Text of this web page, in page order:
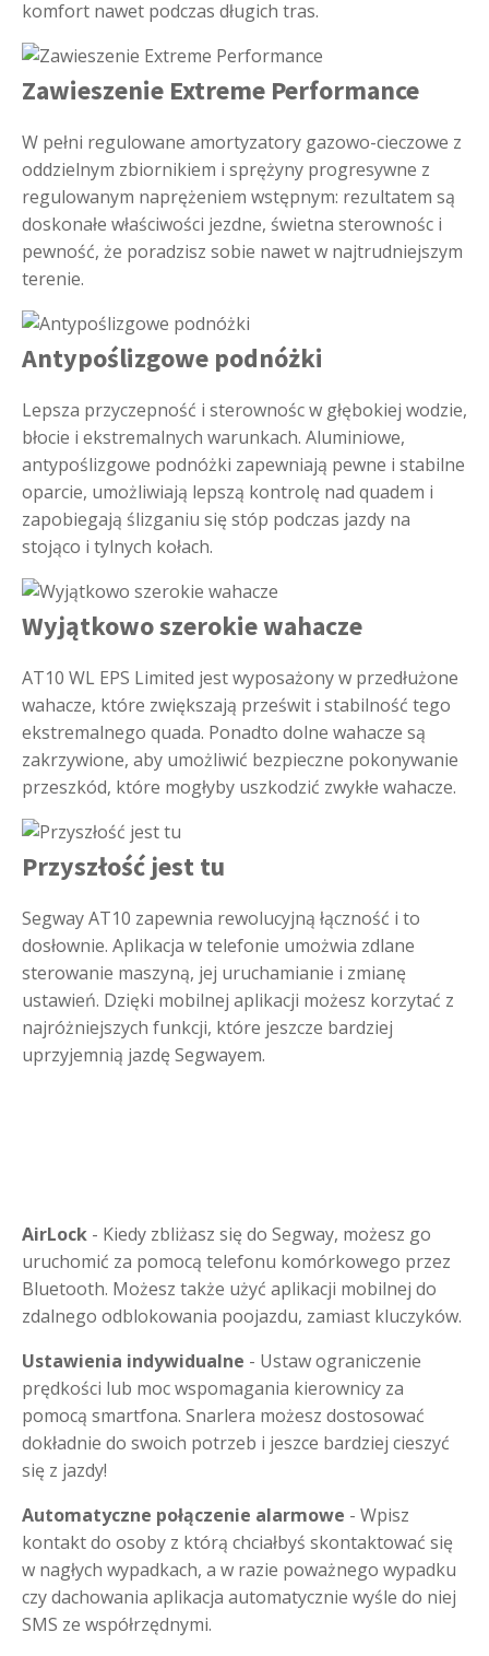
komfort nawet podczas długich tras.
Zawieszenie Extreme Performance
W pełni regulowane amortyzatory gazowo-cieczowe z
oddzielnym zbiornikiem i sprężyny progresywne z
regulowanym naprężeniem wstępnym: rezultatem są
doskonałe właściwości jezdne, świetna sterownośc i
pewność, że poradzisz sobie nawet w najtrudniejszym
terenie.
Antypoślizgowe podnóżki
Lepsza przyczepność i sterownośc w głębokiej wodzie,
błocie i ekstremalnych warunkach. Aluminiowe,
antypoślizgowe podnóżki zapewniają pewne i stabilne
oparcie, umożliwiają lepszą kontrolę nad quadem i
zapobiegają ślizganiu się stóp podczas jazdy na
stojąco i tylnych kołach.
Wyjątkowo szerokie wahacze
AT10 WL EPS Limited jest wyposażony w przedłużone
wahacze, które zwiększają prześwit i stabilność tego
ekstremalnego quada. Ponadto dolne wahacze są
zakrzywione, aby umożliwić bezpieczne pokonywanie
przeszkód, które mogłyby uszkodzić zwykłe wahacze.
Przyszłość jest tu
Segway AT10 zapewnia rewolucyjną łączność i to
dosłownie. Aplikacja w telefonie umożwia zdlane
sterowanie maszyną, jej uruchamianie i zmianę
ustawień. Dzięki mobilnej aplikacji możesz korzytać z
najróżniejszych funkcji, które jeszcze bardziej
uprzyjemnią jazdę Segwayem.
AirLock - Kiedy zbliżasz się do Segway, możesz go
uruchomić za pomocą telefonu komórkowego przez
Bluetooth. Możesz także użyć aplikacji mobilnej do
zdalnego odblokowania poojazdu, zamiast kluczyków.
Ustawienia indywidualne - Ustaw ograniczenie
prędkości lub moc wspomagania kierownicy za
pomocą smartfona. Snarlera możesz dostosować
dokładnie do swoich potrzeb i jeszce bardziej cieszyć
się z jazdy!
Automatyczne połączenie alarmowe - Wpisz
kontakt do osoby z którą chciałbyś skontaktować się
w nagłych wypadkach, a w razie poważnego wypadku
czy dachowania aplikacja automatycznie wyśle do niej
SMS ze współrzędnymi.